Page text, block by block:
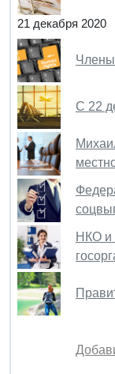
21 декабря 2020
Члены
С 22
НКО и